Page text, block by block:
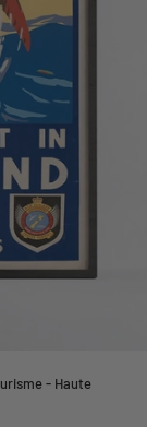
- Haute